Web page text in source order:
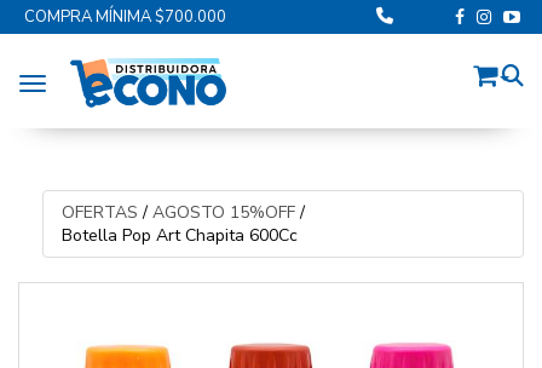
COMPRA MÍNIMA $700.000
Toggle navigation
OFERTAS / AGOSTO 15%OFF /
Botella Pop Art Chapita 600Cc